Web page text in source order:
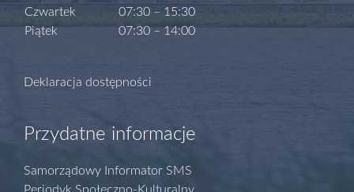
Czwartek
Piątek
07:30 – 15:30
07:30 – 14:00
Deklaracja dostępności
Przydatne informacje
Samorządowy Informator SMS